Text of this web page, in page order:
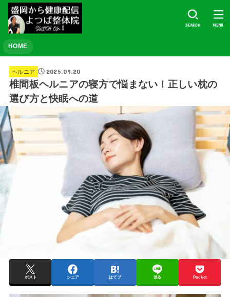
HOME
SEARCH MENU
ヘルニア 2025.09.20
椎間板ヘルニアの寝方で悩まない！正しい枕の
選び方と快眠への道
ポスト シェア はてブ 送る Pocket